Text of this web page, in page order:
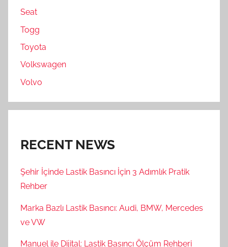
Seat
Togg
Toyota
Volkswagen
Volvo
RECENT NEWS
Şehir İçinde Lastik Basıncı İçin 3 Adımlık Pratik
Rehber
Marka Bazlı Lastik Basıncı: Audi, BMW, Mercedes
ve VW
Manuel ile Dijital: Lastik Basıncı Ölçüm Rehberi